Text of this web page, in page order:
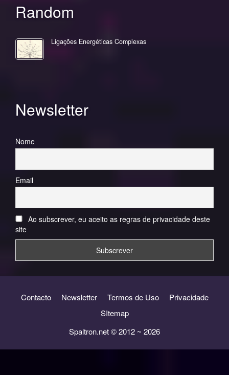
Random
Ligações Energéticas Complexas
Newsletter
Nome
Email
Ao subscrever, eu aceito as regras de privacidade deste
site
Contacto Newsletter Termos de Uso
Privacidade
SItemap
Spaltron.net © 2012 ~ 2026